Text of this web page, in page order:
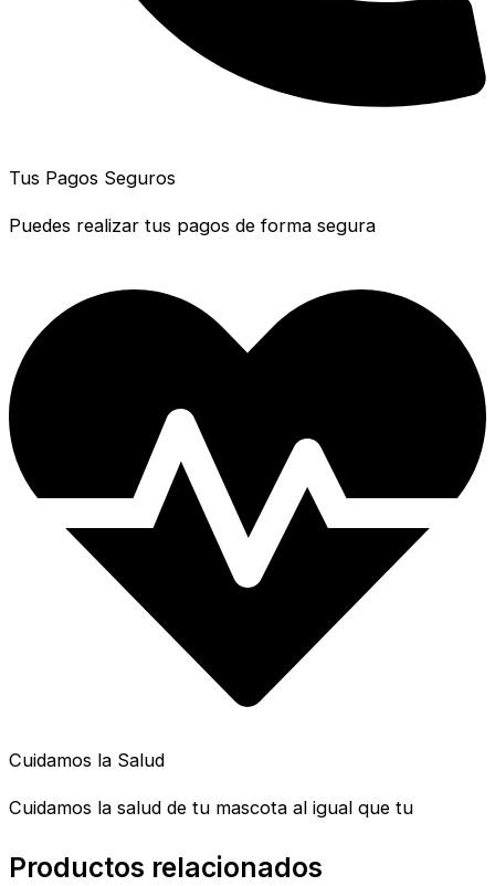
Tus Pagos Seguros
Puedes realizar tus pagos de forma segura
Cuidamos la Salud
Cuidamos la salud de tu mascota al igual que tu
Productos relacionados